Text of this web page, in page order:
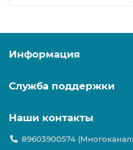
Информация
Служба поддержки
Наши контакты
89603900574